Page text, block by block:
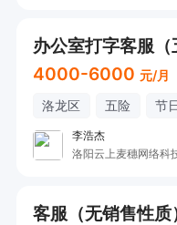
办公室打字客服（
4000-6000 元/月
洛龙区 五险 节
李浩杰
洛阳云上麦穗网络科
客服（无销售性质